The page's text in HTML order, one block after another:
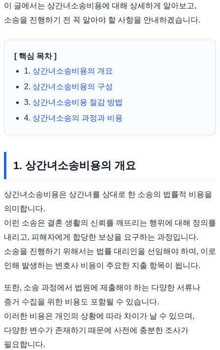
이 글에서는 상간녀소송비용에 대해 상세하게 알아보고,
소송을 진행하기 전 꼭 알아야 할 사항을 안내하겠습니다.
[ 핵심 목차 ]
1. 상간녀소송비용의 개요
2. 상간녀소송비용의 구성
3. 상간녀소송비용 절감 방법
4. 상간녀소송의 과정과 비용
1. 상간녀소송비용의 개요
상간녀소송비용은 상간녀를 상대로 한 소송의 법률적 비용을
의미합니다.
이런 소송은 결혼 생활의 신뢰를 깨뜨리는 행위에 대해 정의를
내리고, 피해자에게 합당한 보상을 요구하는 과정입니다.
소송을 진행하기 위해서는 법률 대리인을 선임해야 하며, 이로
인해 발생하는 변호사 비용이 주요한 지출 항목이 됩니다.
또한, 소송 과정에서 법원에 제출해야 하는 다양한 서류나
증거 수집을 위한 비용도 포함될 수 있습니다.
이러한 비용은 개인의 상황에 따라 차이가 날 수 있으며,
다양한 변수가 존재하기 때문에 사전에 충분한 조사가
필요합니다.